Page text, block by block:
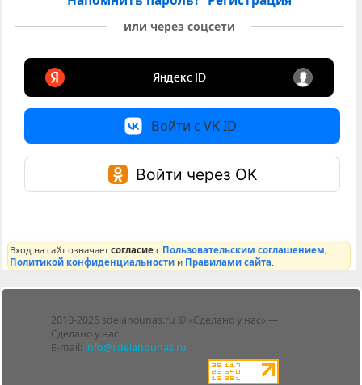
или через соцсети
Войти с VK ID
Войти через OK
Вход на сайт означаетсогласие с Пользовательским соглашением,
Политикой конфиденциальности и Правилами сайта
2010-2026 sdelanounas.ru © «Сделано у нас» —
Сделано у нас
E-mail: info@sdelanounas.ru
Блоги
Люди
Политика